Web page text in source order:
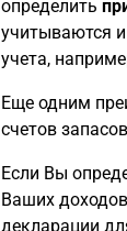
определить
учитываются
учета,
Еще одним
счетов
Если Вы
Ваших
декларации